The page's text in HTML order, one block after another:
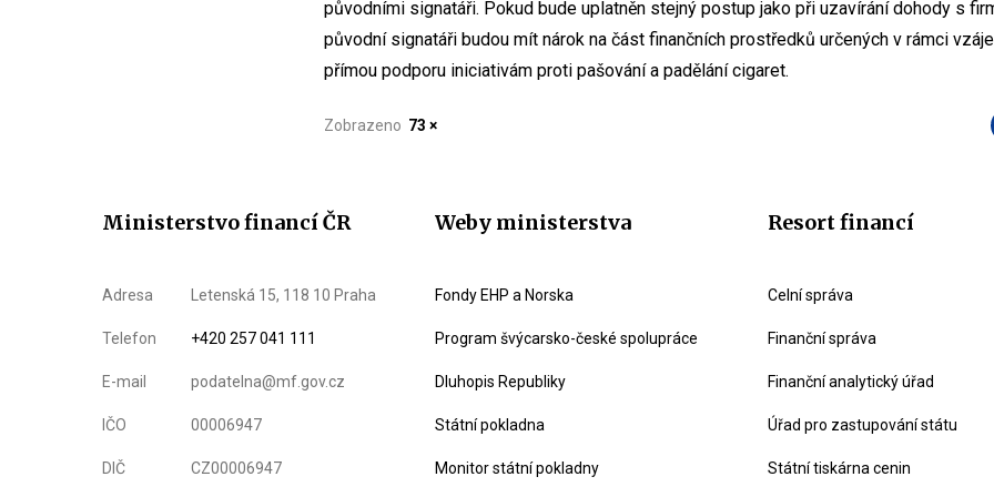
původními signatáři. Pokud bude uplatněn stejný postup jako při uzavírání dohody s
původní signatáři budou mít nárok na část finančních prostředků určených v rámci
přímou podporu iniciativám proti pašování a padělání cigaret.
Zobrazeno 73 ×
Ministerstvo financí ČR
Adresa Letenská 15, 118 10 Praha
Telefon +420 257 041 111
E-mail podatelna@mf.gov.cz
IČO 00006947
DIČ CZ00006947
Weby ministerstva
Fondy EHP a Norska
Program švýcarsko-české spolupráce
Dluhopis Republiky
Státní pokladna
Monitor státní pokladny
Resort financí
Celní správa
Finanční správa
Finanční analytický úřad
Úřad pro zastupování státu
Státní tiskárna cenin